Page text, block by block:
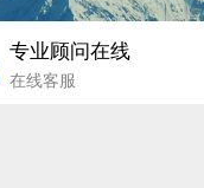
专业顾问在线
在线客服